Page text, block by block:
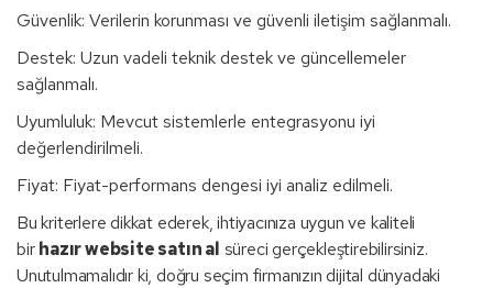
Güvenlik: Verilerin korunması ve güvenli iletişim sağlanmalı.
Destek: Uzun vadeli teknik destek ve güncellemeler
sağlanmalı.
Uyumluluk: Mevcut sistemlerle entegrasyonu iyi
değerlendirilmeli.
Fiyat: Fiyat-performans dengesi iyi analiz edilmeli.
Bu kriterlere dikkat ederek, ihtiyacınıza uygun ve kaliteli
birhazır website satın al süreci gerçekleştirebilirsiniz.
Unutulmamalıdır ki, doğru seçim firmanızın dijital dünyadaki